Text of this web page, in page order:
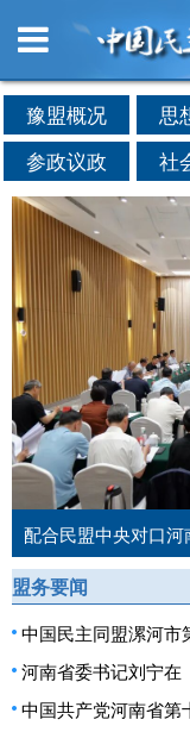
豫盟概况 思
参政议政
社
盟务要闻
中国民主同盟漯河市
中国共产党河南省第